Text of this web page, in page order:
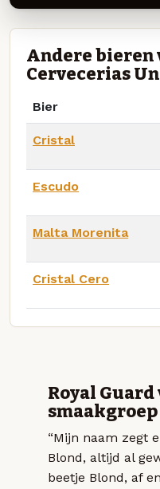
Andere bieren
Cervecerias
Bier
Cristal
Escudo
Malta Morenita
Cristal Cero
Royal
“Mijn naam zegt
Blond, altijd al
beetje Blond, af